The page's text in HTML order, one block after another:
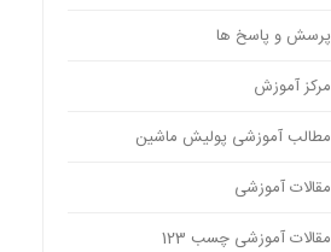
پرسش و پاسخ ها
مرکز آموزش
مطالب آموزشی پولیش ماشین
مقالات آموزشی
مقالات آموزشی چسب 123